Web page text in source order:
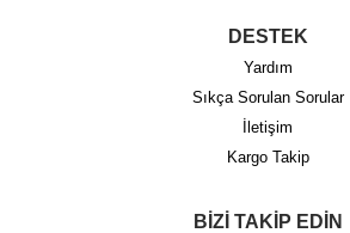
DESTEK
Yardım
Sıkça Sorulan Sorular
İletişim
Kargo Takip
BİZİ TAKİP EDİN